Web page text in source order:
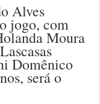
Alves
jogo, com
Moura
Domênico
será o